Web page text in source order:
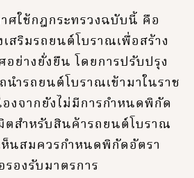
ศใช้กฎกระทรวงฉบับนี้ คือ
สริมรถยนต์โบราณเพื่อสร้าง
อย่างยั่งยืน โดยการปรับปรุง
นำรถยนต์โบราณเข้ามาในราช
งจากยังไม่มีการกำหนดพิกัด
ตสำหรับสินค้ารถยนต์โบราณ
ห็นสมควรกำหนดพิกัดอัตรา
องรับมาตรการ